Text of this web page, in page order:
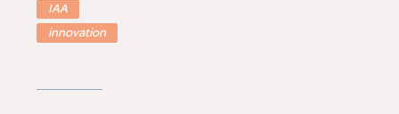
IAA
innovation